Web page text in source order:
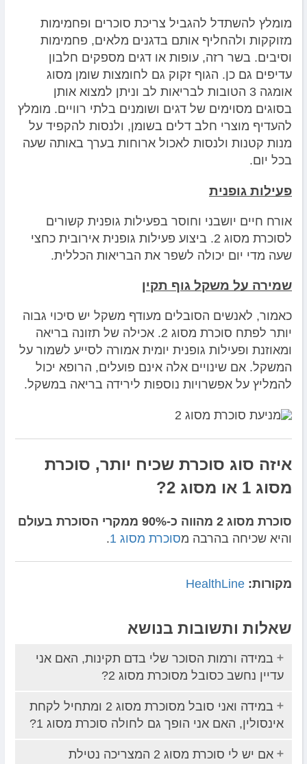
מומלץ להשתדל להגביל צריכת סוכרים ופחמימות
מזוקקות ולהחליף אותם בדגנים מלאים, פחמימות
וסיבים. בשר רזה, עופות או דגים מספקים חלבון
עדיפים גם כן. הגוף זקוק גם לחומצות שומן מסוג
אומגה 3 הטובות לבריאות לב וניתן למצוא אותן
בסוגים מסוימים של דגים ושומנים בלתי רוויים. מומלץ
להעדיף מוצרי חלב דלים בשומן, ולנסות להקפיד על
מנות קטנות ולנסות לאכול ארוחות בערך באותה שעה
בכל יום.
פעילות גופנית
אורח חיים יושבני וחוסר בפעילות גופנית קשורים
לסוכרת מסוג 2. ביצוע פעילות גופנית אירובית כחצי
שעה מדי יום יכולה לשפר את הבריאות הכללית.
שמירה על משקל גוף תקין
כאמור, לאנשים הסובלים מעודף משקל יש סיכוי גבוה
יותר לפתח סוכרת מסוג 2. אכילה של תזונה בריאה
ומאוזנת ופעילות גופנית יומית אמורה לסייע לשמור על
המשקל. אם שינויים אלה אינם פועלים, הרופא יכול
להמליץ ​​על אפשרויות נוספות לירידה בריאה במשקל.
איזה סוג סוכרת שכיח יותר, סוכרת
מסוג 1 או מסוג 2?
סוכרת מסוג 2 מהווה כ-90% ממקרי הסוכרת בעולם
והיא שכיחה בהרבה מסוכרת מסוג 1 .
מקורות: HealthLine
שאלות ותשובות בנושא
במידה ורמות הסוכר שלי בדם תקינות, האם אני
עדיין נחשב כסובל מסוכרת מסוג 2?
במידה ואני סובל מסוכרת מסוג 2 ומתחיל לקחת
אינסולין, האם אני הופך גם לחולה סוכרת מסוג 1?
אם יש לי סוכרת מסוג 2 המצריכה נטילת